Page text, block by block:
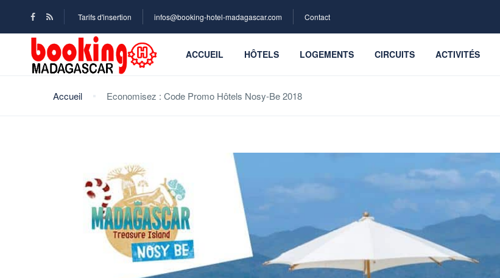
Tarifs d'insertion infos@booking-hotel-madagascar.com Contact
ACCUEIL HÔTELS LOGEMENTS CIRCUITS ACTIVITÉS
Accueil Economisez : Code Promo Hôtels Nosy-Be 2018